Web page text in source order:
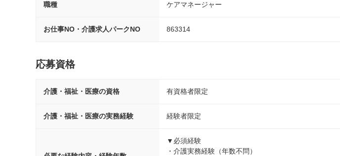
職種 ケアマネージャー
お仕事NO・介護求人パークNO 863314
応募資格
介護・福祉・医療の資格 有資格者限定
介護・福祉・医療の実務経験 経験者限定
▼必須経験
・介護実務経験（年数不問）